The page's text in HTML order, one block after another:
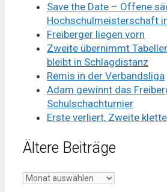
Save the Date – Offene
Hochschulmeisterschaft
Freiberger liegen vorn
Zweite übernimmt
bleibt in Schlagdistanz
Remis in der Verbandsliga
Adam gewinnt das
Schulschachturnier
Erste verliert, Zweite
Ältere Beiträge
Ältere